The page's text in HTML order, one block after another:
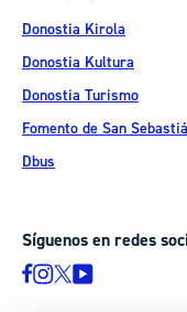
Donostia Kirola
Donostia Kultura
Donostia Turismo
Fomento de San
Dbus
Síguenos en redes